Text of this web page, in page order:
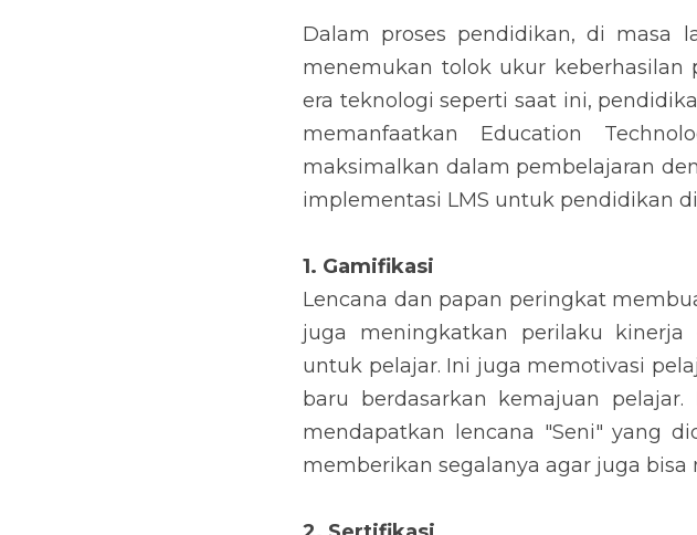
Dalam proses pendidikan, di masa
menemukan tolok ukur
era teknologi seperti saat ini,
memanfaatkan Education
maksimalkan dalam pembelajaran
implementasi LMS untuk pendidikan
1. Gamifikasi
Lencana dan papan peringkat
juga meningkatkan perilaku kinerja
untuk pelajar. Ini juga memotivasi
baru berdasarkan kemajuan
mendapatkan lencana "Seni" yang
memberikan segalanya agar juga